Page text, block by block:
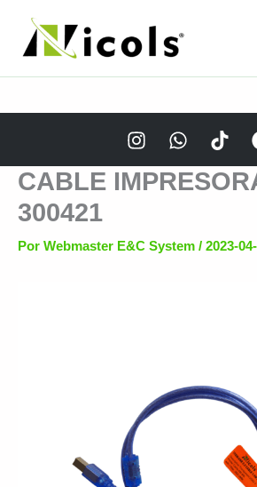
contenido
CABLE
300421
Por Webmaster E&C System / 2023-